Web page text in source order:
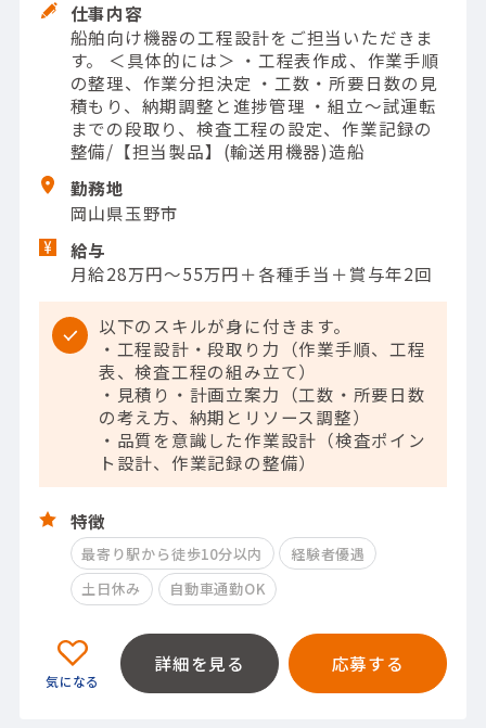
仕事内容
船舶向け機器の工程設計をご担当いただきま
す。 ＜具体的には＞ ・工程表作成、作業手順
の整理、作業分担決定 ・工数・所要日数の見
積もり、納期調整と進捗管理 ・組立～試運転
までの段取り、検査工程の設定、作業記録の
整備/【担当製品】(輸送用機器)造船
勤務地
岡山県玉野市
給与
月給28万円～55万円＋各種手当＋賞与年2回
以下のスキルが身に付きます。
・工程設計・段取り力（作業手順、工程
表、検査工程の組み立て）
・見積り・計画立案力（工数・所要日数
の考え方、納期とリソース調整）
・品質を意識した作業設計（検査ポイン
ト設計、作業記録の整備）
特徴
最寄り駅から徒歩10分以内
経験者優遇
土日休み
自動車通勤OK
詳細を見る 応募する